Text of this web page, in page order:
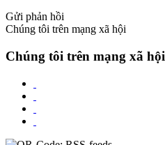
Gửi phản hồi
Chúng tôi trên mạng xã hội
Chúng tôi trên mạng xã hội